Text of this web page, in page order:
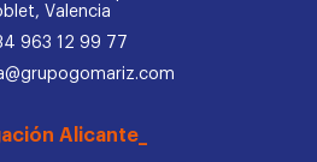
Valencia
963 12 99 77
Alicante_